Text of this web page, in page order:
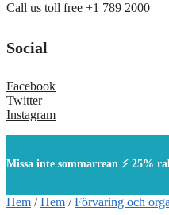
Call us toll free +1 789 2000
Social
Facebook
Twitter
Instagram
Missa inte sommarrean ⚡ 25%
Hem /Hem /Förvaring och